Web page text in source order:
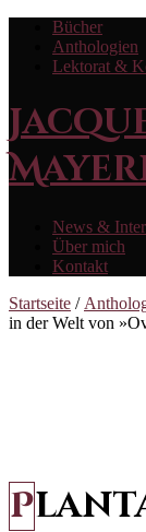
Bücher
Anthologien
Lektorat &
News &
Über mich
Kontakt
Startseite /
in der Welt von
Planta Nubo – Eine